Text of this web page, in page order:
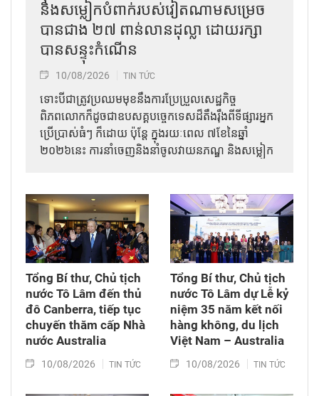
និងសម្លៀកបំពាក់របស់វៀតណាមសម្រេច
បានជាង ២៧ ពាន់លានដុល្លា ដោយរក្សា
បានសន្ទុះកំណើន
10/08/2026 TIN TỨC
ទោះបីជាត្រូវប្រឈមមុខនឹងការប្រែប្រួលសេដ្ឋកិច្ច
ពិភពលោកក៏ដូចជាឧបសគ្គបច្ចេកទេសដ៏តឹងរ៉ឹងពីទីផ្សារអ្នក
ប្រើប្រាស់ធំៗ ក៏ដោយ ប៉ុន្តែ ក្នុងរយៈពេល ៧ខែនៃឆ្នាំ
២០២៦នេះ ការនាំចេញនិងនាំចូលវាយនភណ្ឌ និងសម្លៀក
Tổng Bí thư, Chủ tịch
nước Tô Lâm đến thủ
đô Canberra, tiếp tục
chuyến thăm cấp Nhà
nước Australia
10/08/2026 TIN TỨC
Tổng Bí thư, Chủ tịch
nước Tô Lâm dự Lễ kỷ
niệm 35 năm kết nối
hàng không, du lịch
Việt Nam – Australia
10/08/2026 TIN TỨC